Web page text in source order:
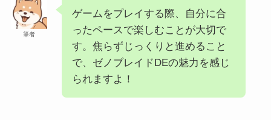
筆者
ゲームをプレイする際、自分に合
ったペースで楽しむことが大切で
す。焦らずじっくりと進めること
で、ゼノブレイドDEの魅力を感じ
られますよ！